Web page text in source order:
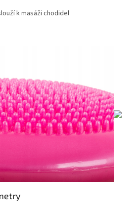
k masáži chodidel